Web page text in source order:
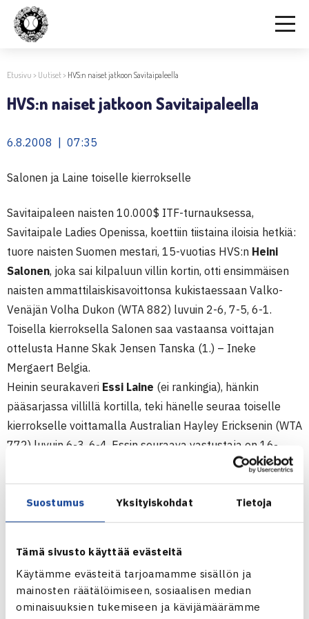
Suostumus Yksityiskohdat Tietoja
Tämä sivusto käyttää evästeitä
Käytämme evästeitä tarjoamamme sisällön ja
mainosten räätälöimiseen, sosiaalisen median
ominaisuuksien tukemiseen ja kävijämäärämme
Etusivu > Uutiset> HVS:n naiset jatkoon Savitaipaleella
HVS:n naiset jatkoon Savitaipaleella
6.8.2008 | 07:35
Salonen ja Laine toiselle kierrokselle
Savitaipaleen naisten 10.000$ ITF-turnauksessa,
Savitaipale Ladies Openissa, koettiin tiistaina iloisia hetkiä:
tuore naisten Suomen mestari, 15-vuotias HVS:n Heini
Salonen, joka sai kilpaluun villin kortin, otti ensimmäisen
naisten ammattilaiskisavoittonsa kukistaessaan Valko-
Venäjän Volha Dukon (WTA 882) luvuin 2-6, 7-5, 6-1.
Toisella kierroksella Salonen saa vastaansa voittajan
ottelusta Hanne Skak Jensen Tanska (1.) – Ineke
Mergaert Belgia.
Heinin seurakaveri Essi Laine (ei rankingia), hänkin
pääsarjassa villillä kortilla, teki hänelle seuraa toiselle
kierrokselle voittamalla Australian Hayley Ericksenin (WTA
772) luvuin 6-3, 6-4. Essin seuraava vastustaja on 16-
vuotias venäläiskarsija Renata Bakieva (ei rankingia).
Kolmas villikorttilainen, 16-vuotias TaTS:nJohanna Hyöty
(ei rankingia) kävi tiukan taiston ikäisensä venäläiskarsija
Maria Kuznetsovan kanssa, mutta joutui taipumaan luvuin
Keskiviikkona turnauksen kaksinpelissä osaltaan avaavat
Katariina Tuohimaa(ei rankingia) , joka kohtaa
eteläafrikkalaisen Tegan Edwardsin (WTA 961) ja